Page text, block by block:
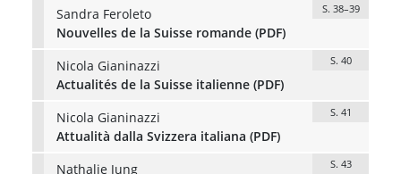
Sandra Feroleto
S. 38–39
Nouvelles de la Suisse romande (PDF)
Nicola Gianinazzi
S. 40
Actualités de la Suisse italienne (PDF)
Nicola Gianinazzi
S. 41
Attualità dalla Svizzera italiana (PDF)
Nathalie Jung
S. 43